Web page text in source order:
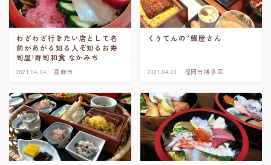
わざわざ行きたい店として名
前があがる知る人ぞ知るお寿
司屋!寿司和食 なかみち
2021.04.04 嘉麻市
くうてんの“鰻屋さん
2021.04.03 福岡市博多区